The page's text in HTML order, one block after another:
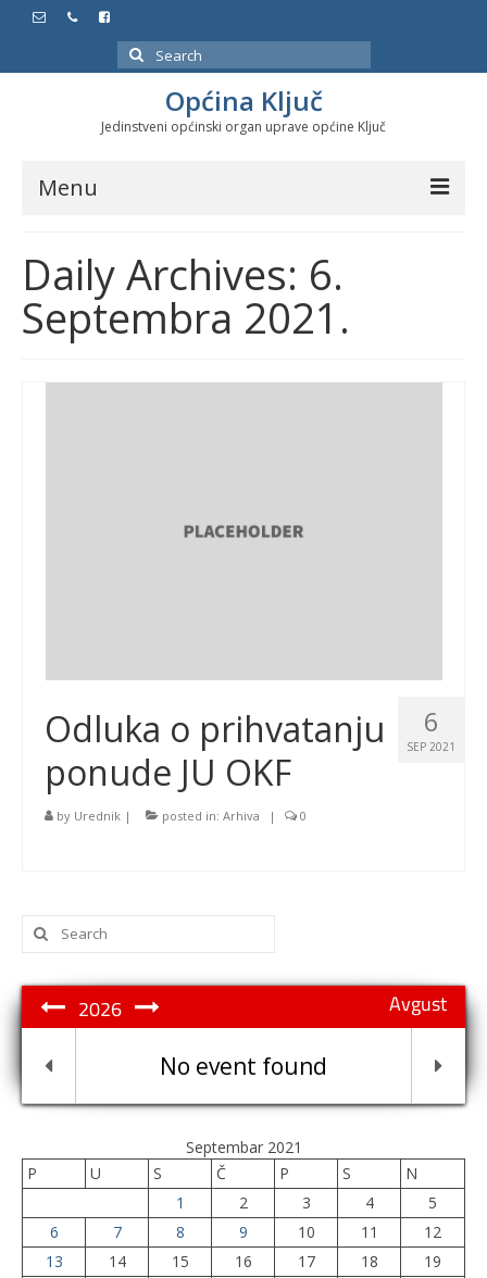
Search
for:
Općina Ključ
Jedinstveni općinski organ uprave općine Ključ
Menu
Službeni glasnici
Javne nabavke
Značajni datumi i manifestacije
Daily Archives: 6.
Septembra 2021.
6
SEP 2021
Odluka o prihvatanju
ponude JU OKF
by Urednik | posted in: Arhiva | 0
Search
for:
Avgust
2026
No event found
Septembar 2021
P
U S Č P S
N
1
2 3 4
5
6
7 8 9 10 11
12
13
14 15 16 17 18
19